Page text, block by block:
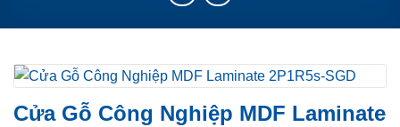
Cửa Gỗ Công Nghiệp MDF Laminate